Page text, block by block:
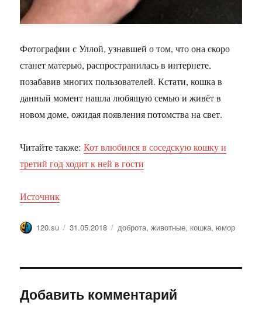
Фотографии с Уллой, узнавшей о том, что она скоро
станет матерью, распространилась в интернете,
позабавив многих пользователей. Кстати, кошка в
данный момент нашла любящую семью и живёт в
новом доме, ожидая появления потомства на свет.
Читайте также:Кот влюбился в соседскую кошку и
третий год ходит к ней в гости
Источник
Автор
120.su Опубликовано
31.05.2018 Метки
доброта,животные, кошка, юмор
Добавить комментарий